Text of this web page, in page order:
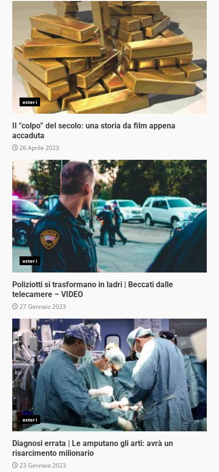
esteri
Il “colpo” del secolo: una storia da film appena
accaduta
26 Aprile 2023
esteri
Poliziotti si trasformano in ladri | Beccati dalle
telecamere – VIDEO
27 Gennaio 2023
esteri
Diagnosi errata | Le amputano gli arti: avrà un
risarcimento milionario
23 Gennaio 2023